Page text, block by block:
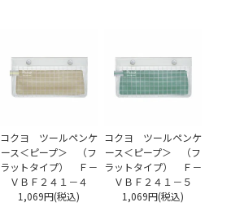
コクヨ ツールペンケ
ース＜ピープ＞ （フ
ラットタイプ） Ｆ－
ＶＢＦ２４１－４
1,069円(税込)
コクヨ ツールペンケ
ース＜ピープ＞ （フ
ラットタイプ） Ｆ－
ＶＢＦ２４１－５
1,069円(税込)